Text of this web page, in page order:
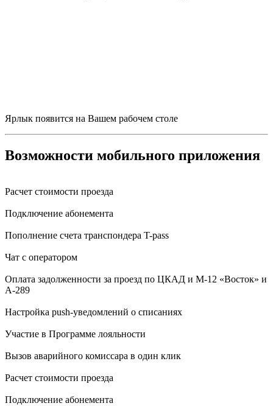
Ярлык появится на Вашем рабочем столе
Возможности мобильного приложения
Расчет стоимости проезда
Подключение абонемента
Пополнение счета транспондера T-pass
Чат с оператором
Оплата задолженности за проезд по ЦКАД и М-12 «Восток» и
А-289
Настройка push-уведомлений о списаниях
Участие в Программе лояльности
Вызов аварийного комиссара в один клик
Расчет стоимости проезда
Подключение абонемента